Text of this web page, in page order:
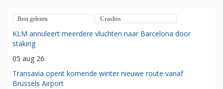
Best gelezen Crashes
KLM annuleert meerdere vluchten naar Barcelona door
staking
05 aug 26
Transavia opent komende winter nieuwe route vanaf
Brussels Airport